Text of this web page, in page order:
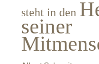
steht in den
seiner